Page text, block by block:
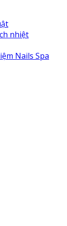
nhiệt
Nails Spa